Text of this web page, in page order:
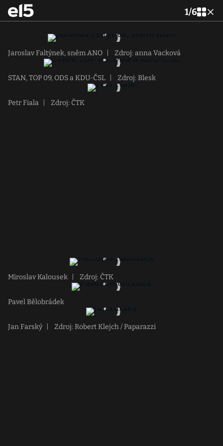
1/6
Jaroslav Faltýnek, sněm ANO Zdroj: anna Vacková
STAN, TOP 09, ODS a KDU-ČSL Zdroj: Blesk
Petr Fiala Zdroj: ČTK
Miroslav Kalousek Zdroj: ČTK
Pavel Bělobrádek
Jan Farský Zdroj: Robert Klejch / Paparazzi